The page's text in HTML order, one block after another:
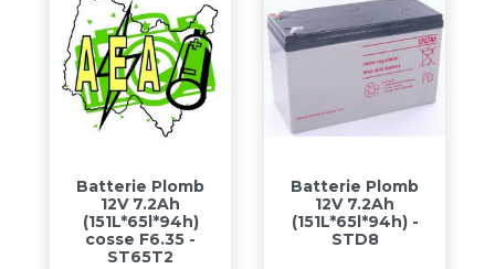
Batterie Plomb
12V 7.2Ah
(151L*65l*94h)
cosse F6.35 -
ST65T2
Batterie Plomb
12V 7.2Ah
(151L*65l*94h) -
STD8